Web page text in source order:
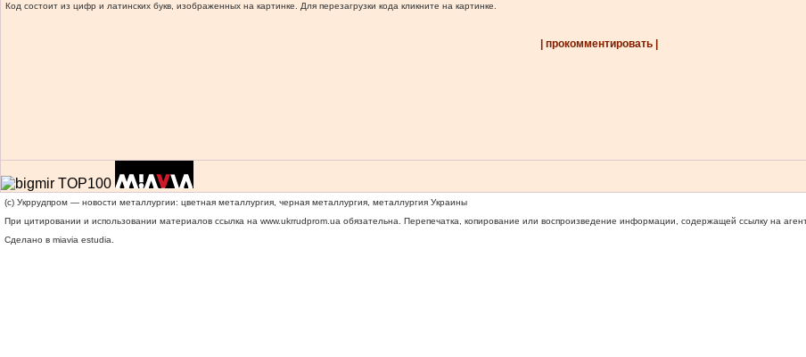
Код состоит из цифр и латинских букв, изображенных на картинке. Для перезагрузки кода кликните на картинке.
| прокомментировать |
(c) Укррудпром — новости металлургии: цветная металлургия, черная металлургия, металлургия Украины
При цитировании и использовании материалов ссылка на www.ukrrudprom.ua обязательна. Перепечатка, копирование или воспроизведение информации, содержащей ссылку на
Сделано в miavia estudia.